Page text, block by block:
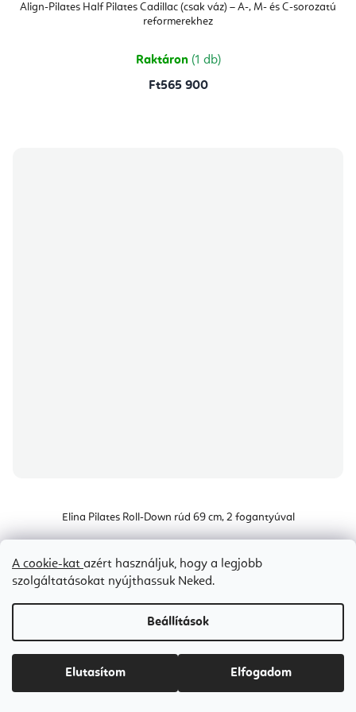
A cookie-kat azért használjuk, hogy a legjobb
szolgáltatásokat nyújthassuk Neked.
Beállítások
Elutasítom Elfogadom
Align-Pilates Half Pilates Cadillac (csak váz) – A-, M- és C-sorozatú
reformerekhez
Raktáron (1 db)
Ft565 900
Elina Pilates Roll-Down rúd 69 cm, 2 fogantyúval
Raktáron(1 db)
Bestseller